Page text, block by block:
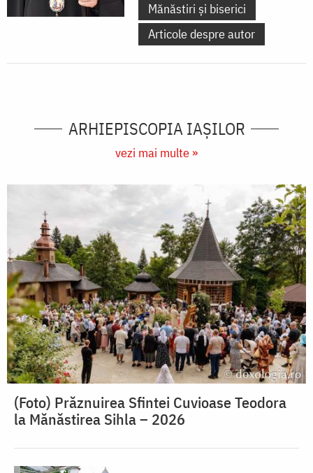
Mănăstiri și biserici
Articole despre autor
ARHIEPISCOPIA IAŞILOR
vezi mai multe »
(Foto) Prăznuirea Sfintei Cuvioase Teodora
la Mănăstirea Sihla – 2026